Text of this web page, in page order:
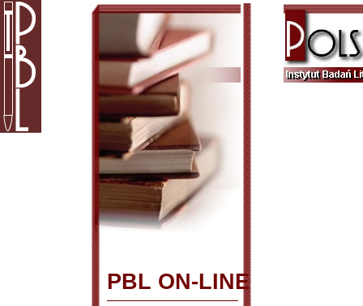
PBL ON-LINE